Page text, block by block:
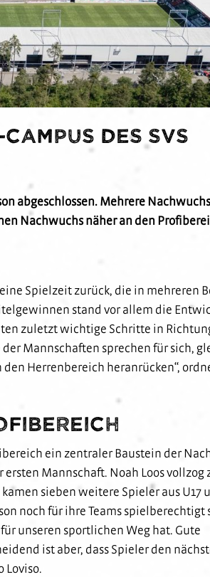
des SVS
abgeschlossen. Mehrere
Nachwuchs näher an den
Spielzeit zurück, die in mehreren
stand vor allem die
zuletzt wichtige Schritte in
Mannschaften sprechen für sich,
Herrenbereich heranrücken“,
ein zentraler Baustein der
ersten Mannschaft. Noah Loos
sieben weitere Spieler aus U17
noch für ihre Teams spielberechtigt
unseren sportlichen Weg hat. Gute
ist aber, dass Spieler den
Loviso.